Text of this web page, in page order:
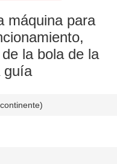
máquina para
la bola de la
guía